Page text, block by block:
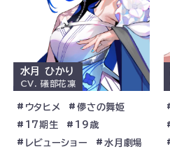
水月 ひかり
CV.礒部花凜
ウタヒメ
儚さの舞姫
17期生
19歳
レビューショー
水月劇場